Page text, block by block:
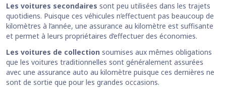
Les voitures secondaires sont peu utilisées dans les trajets
quotidiens. Puisque ces véhicules n’effectuent pas beaucoup de
kilomètres à l’année, une assurance au kilomètre est suffisante
et permet à leurs propriétaires d’effectuer des économies.
Les voitures de collection soumises aux mêmes obligations
que les voitures traditionnelles sont généralement assurées
avec une assurance auto au kilomètre puisque ces dernières ne
sont de sortie que pour les grandes occasions.